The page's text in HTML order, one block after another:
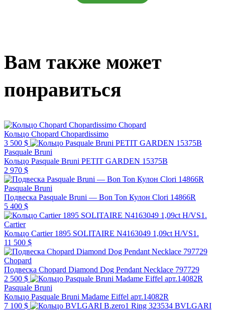
Вам также может
понравиться
Chopard
Кольцо Chopard Chopardissimo
3 500 $
Pasquale Bruni
Кольцо Pasquale Bruni PETIT GARDEN 15375B
2 970 $
Pasquale Bruni
Подвеска Pasquale Bruni — Bon Ton Кулон Clori 14866R
5 400 $
Cartier
Кольцо Cartier 1895 SOLITAIRE N4163049 1,09ct H/VS1.
11 500 $
Chopard
Подвеска Chopard Diamond Dog Pendant Necklace 797729
2 500 $
Pasquale Bruni
Кольцо Pasquale Bruni Madame Eiffel арт.14082R
7 100 $
BVLGARI